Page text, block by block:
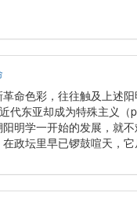
命色彩，往往触及上述阳
代东亚却成为特殊主义
明学一开始的发展，就
政坛里早已锣鼓喧天，它